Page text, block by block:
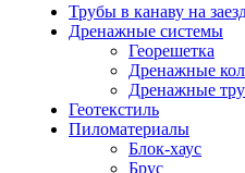
Трубы в канаву на
Дренажные системы
Георешетка
Дренажные
Дренажные
Геотекстиль
Пиломатериалы
Блок-хаус
Брус